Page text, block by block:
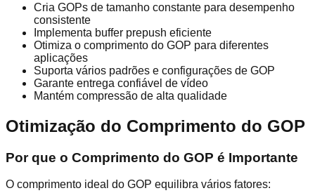
Cria GOPs de tamanho constante para desempenho
consistente
Implementa buffer prepush eficiente
Otimiza o comprimento do GOP para diferentes
aplicações
Suporta vários padrões e configurações de GOP
Garante entrega confiável de vídeo
Mantém compressão de alta qualidade
Otimização do Comprimento do GOP
Por que o Comprimento do GOP é Importante
O comprimento ideal do GOP equilibra vários fatores: